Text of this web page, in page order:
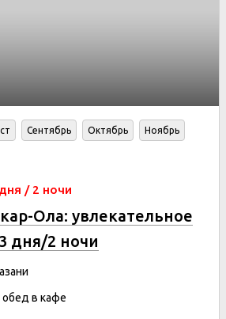
Сентябрь Октябрь Ноябрь
/ 2 ночи
Ола: увлекательное
дня/2 ночи
в кафе